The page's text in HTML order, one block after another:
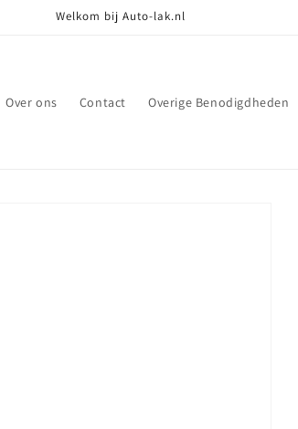
Welkom bij Auto-lak.nl
Over ons Contact Overige Benodigdheden